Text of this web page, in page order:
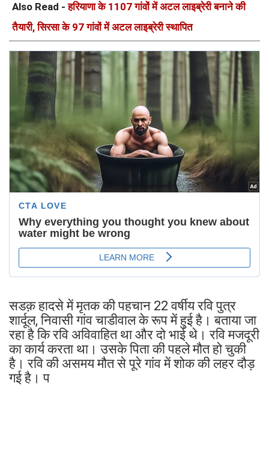
Also Read -हरियाणा के 1107 गांवों में अटल लाइब्रेरी बनाने की
तैयारी, सिरसा के 97 गांवों में अटल लाइब्रेरी स्थापित
सडक़ हादसे में मृतक की पहचान 22 वर्षीय रवि पुत्र
शार्दूल, निवासी गांव चाडीवाल के रूप में हुई है। बताया जा
रहा है कि रवि अविवाहित था और दो भाई थे। रवि मजदूरी
का कार्य करता था। उसके पिता की पहले मौत हो चुकी
है। रवि की असमय मौत से पूरे गांव में शोक की लहर दौड़
गई है। प